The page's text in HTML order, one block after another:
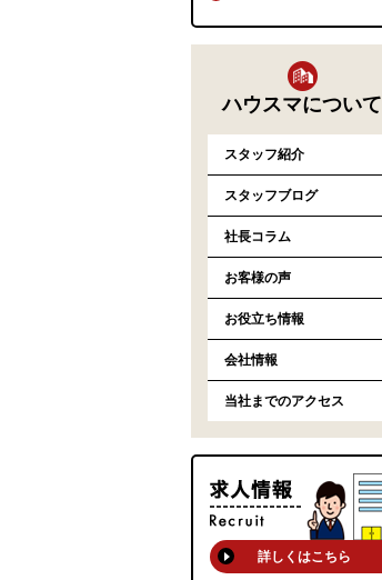
ハウスマについて
スタッフ紹介
スタッフブログ
社長コラム
お客様の声
お役立ち情報
会社情報
当社までのアクセス
詳しくはこちら